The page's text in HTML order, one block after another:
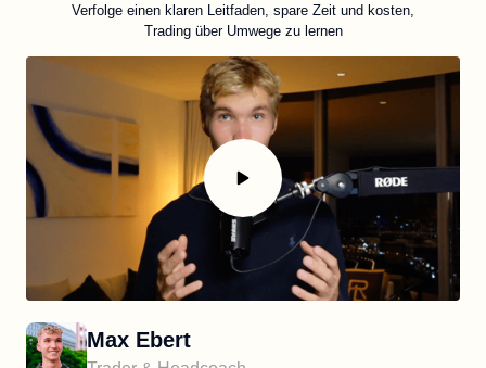
Verfolge einen klaren Leitfaden, spare Zeit und kosten,
Trading über Umwege zu lernen
Max Ebert